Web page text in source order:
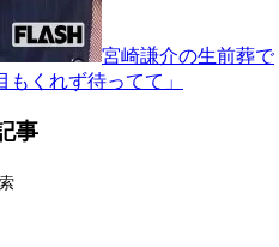
宮崎謙介の生前葬で
くれず待ってて」
事